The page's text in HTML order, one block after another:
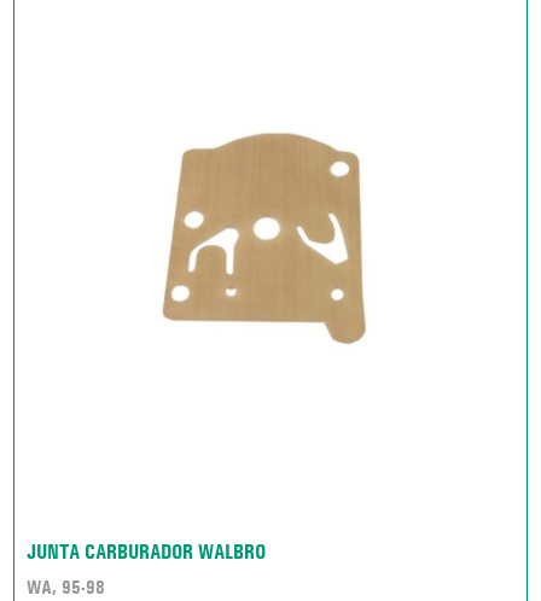
JUNTA CARBURADOR WALBRO
WA, 95-98